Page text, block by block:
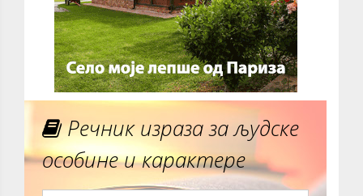
Речник израза за људске
особине и карактере